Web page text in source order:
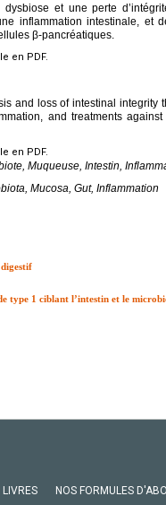
et une perte
inflammation intestinale, et
β-pancréatiques.
en PDF.
and loss of intestinal integrity
and treatments
en PDF.
Muqueuse, Intestin,
Mucosa, Gut, Inflammation
type 1 ciblant l’intestin et le
LIVRES NOS FORMULES